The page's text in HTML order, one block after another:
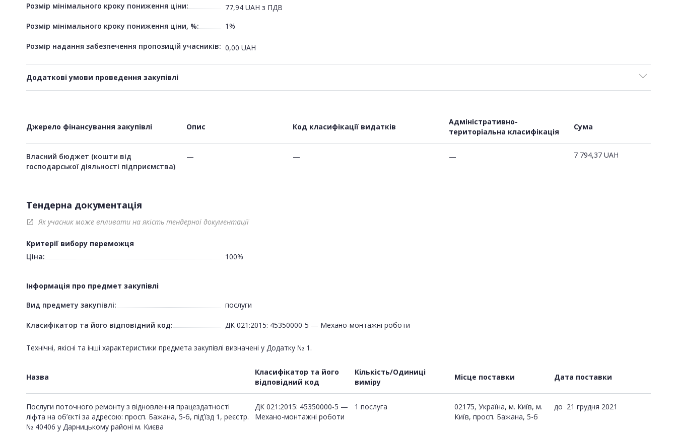
Розмір мінімального кроку пониження ціни:
77,94 UAH з ПДВ
Розмір мінімального кроку пониження ціни, %:
1%
Розмір надання забезпечення пропозицій учасників: 0,00 UAH
Додаткові умови проведення закупівлі
Джерело фінансування закупівлі Опис Код класифікації видатків
Адміністративно-
територіальна класифікація
Сума
Власний бюджет (кошти від
господарської діяльності підприємства)
— — — 7 794,37 UAH
Тендерна документація
open_in_new Як учасник може впливати на якість тендерної документації
Критерії вибору переможця
Ціна:
100%
Інформація про предмет закупівлі
Вид предмету закупівлі:
послуги
Класифікатор та його відповідний код: ДК 021:2015: 45350000-5 — Механо-монтажні роботи
Технічні, якісні та інші характеристики предмета закупівлі визначені у Додатку № 1.
Назва
Класифікатор та його
відповідний код
Кількість/Одиниці
виміру
Місце поставки Дата поставки
Послуги поточного ремонту з відновлення працездатності
ліфта на об’єкті за адресою: просп. Бажана, 5-б, під’їзд 1, реєстр.
№ 40406 у Дарницькому районі м. Києва
ДК 021:2015: 45350000-5 —
Механо-монтажні роботи
1 послуга
02175, Україна, м. Київ, м.
Київ, просп. Бажана, 5-б
до 21 грудня 2021